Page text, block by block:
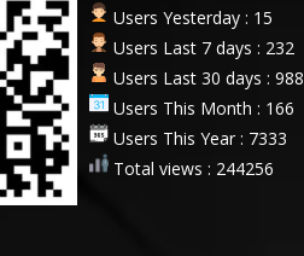
Users Yesterday : 15
Users Last 7 days : 232
Users Last 30 days : 988
Users This Month : 166
Users This Year : 7333
Total views : 244256